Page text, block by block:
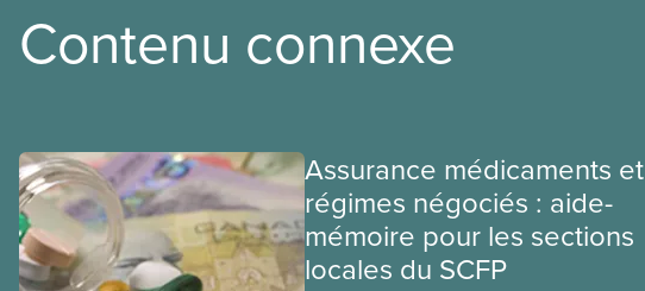
Contenu connexe
Assurance médicaments et
régimes négociés : aide-
mémoire pour les sections
locales du SCFP